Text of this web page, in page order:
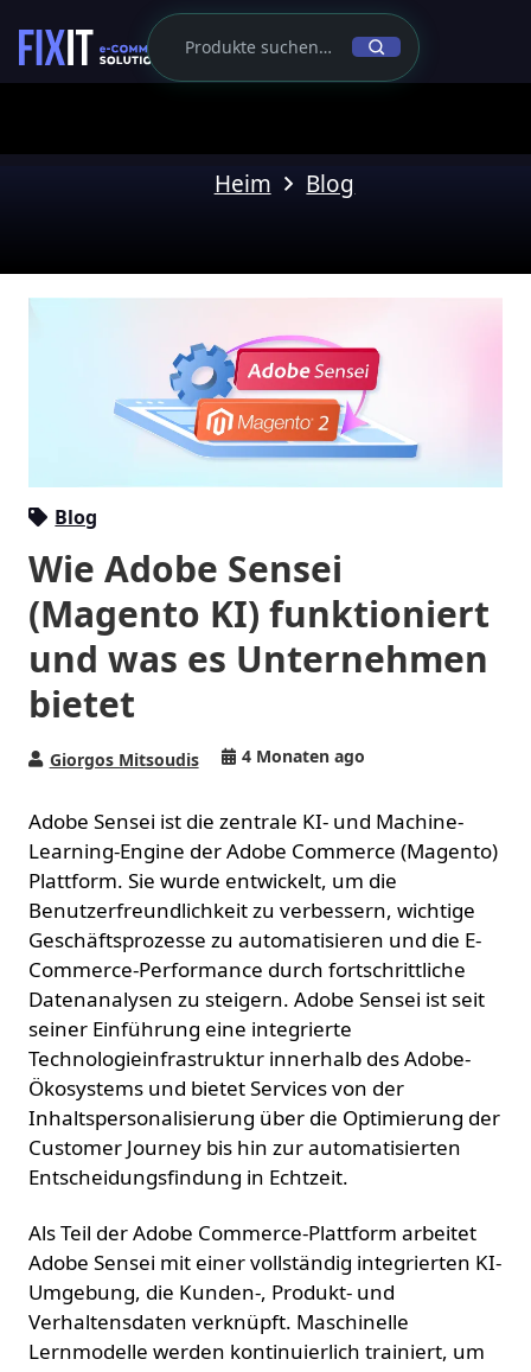
Heim Blog
Blog
Wie Adobe Sensei
(Magento KI) funktioniert
und was es Unternehmen
bietet
Giorgos Mitsoudis 4 Monaten ago
Adobe Sensei ist die zentrale KI- und Machine-
Learning-Engine der Adobe Commerce (Magento)
Plattform. Sie wurde entwickelt, um die
Benutzerfreundlichkeit zu verbessern, wichtige
Geschäftsprozesse zu automatisieren und die E-
Commerce-Performance durch fortschrittliche
Datenanalysen zu steigern. Adobe Sensei ist seit
seiner Einführung eine integrierte
Technologieinfrastruktur innerhalb des Adobe-
Ökosystems und bietet Services von der
Inhaltspersonalisierung über die Optimierung der
Customer Journey bis hin zur automatisierten
Entscheidungsfindung in Echtzeit.
Als Teil der Adobe Commerce-Plattform arbeitet
Adobe Sensei mit einer vollständig integrierten KI-
Umgebung, die Kunden-, Produkt- und
Verhaltensdaten verknüpft. Maschinelle
Lernmodelle werden kontinuierlich trainiert, um